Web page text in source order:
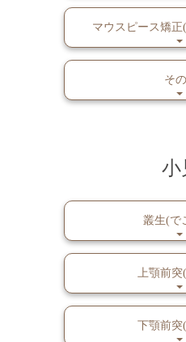
マウスピース矯
そ
小
叢生(で
上顎前突
下顎前突